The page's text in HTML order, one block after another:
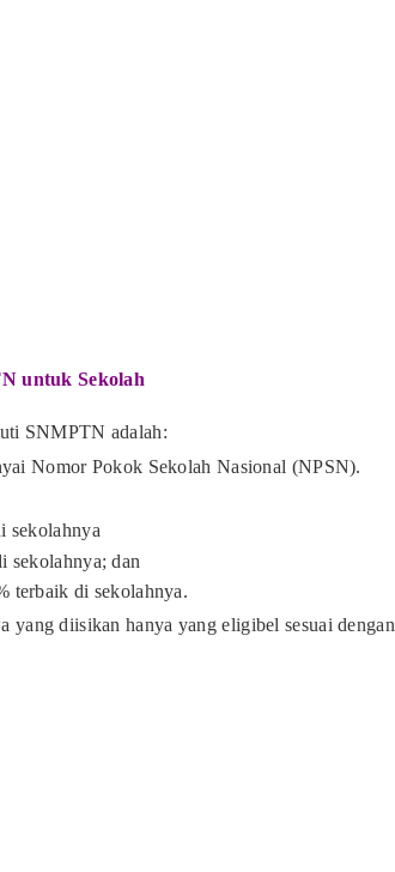
untuk Sekolah
SNMPTN adalah:
Nomor Pokok Sekolah Nasional (NPSN).
sekolahnya
sekolahnya; dan
terbaik di sekolahnya.
yang diisikan hanya yang eligibel sesuai dengan